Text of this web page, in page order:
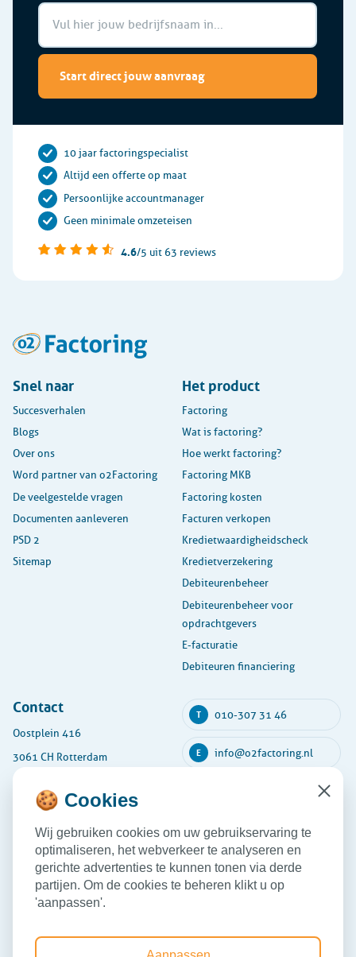
Start direct jouw aanvraag
10 jaar factoringspecialist
Altijd een offerte op maat
Persoonlijke accountmanager
Geen minimale omzeteisen
4.6/5 uit 63 reviews
Snel naar
Succesverhalen
Blogs
Over ons
Word partner van o2Factoring
De veelgestelde vragen
Documenten aanleveren
PSD 2
Sitemap
Het product
Factoring
Wat is factoring?
Hoe werkt factoring?
Factoring MKB
Factoring kosten
Facturen verkopen
Kredietwaardigheidscheck
Kredietverzekering
Debiteurenbeheer
Debiteurenbeheer voor
opdrachtgevers
E-facturatie
Debiteuren financiering
Contact
Oostplein 416
3061 CH Rotterdam
Maandag
08:30 - 17:30
Dinsdag
08:30 - 17:30
Woensdag 08:30 - 17:30
Donderdag 08:30 - 17:30
T 010-307 31 46
E info@o2factoring.nl
🍪 Cookies
Wij gebruiken cookies om uw gebruikservaring te
optimaliseren, het webverkeer te analyseren en
gerichte advertenties te kunnen tonen via derde
partijen. Om de cookies te beheren klikt u op
'aanpassen'.
Close